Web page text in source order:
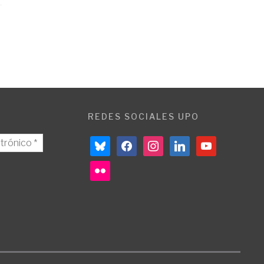
REDES SOCIALES UPO
blueskyfacebookinstagramlinkedin youtube
flickr